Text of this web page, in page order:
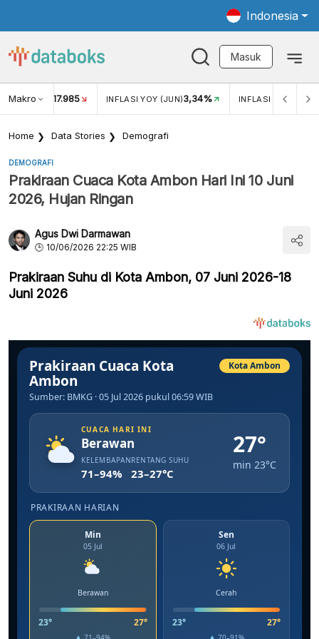
Indonesia
Masuk
Makro
USD/IDR 17.985 INFLASI YOY (JUN)3,34% INFLASI MOM
Home Data Stories Demografi
DEMOGRAFI
Prakiraan Cuaca Kota Ambon Hari Ini 10 Juni
2026, Hujan Ringan
Agus Dwi Darmawan
10/06/2026 22:25 WIB
Prakiraan Suhu di Kota Ambon, 07 Juni 2026-18
Juni 2026